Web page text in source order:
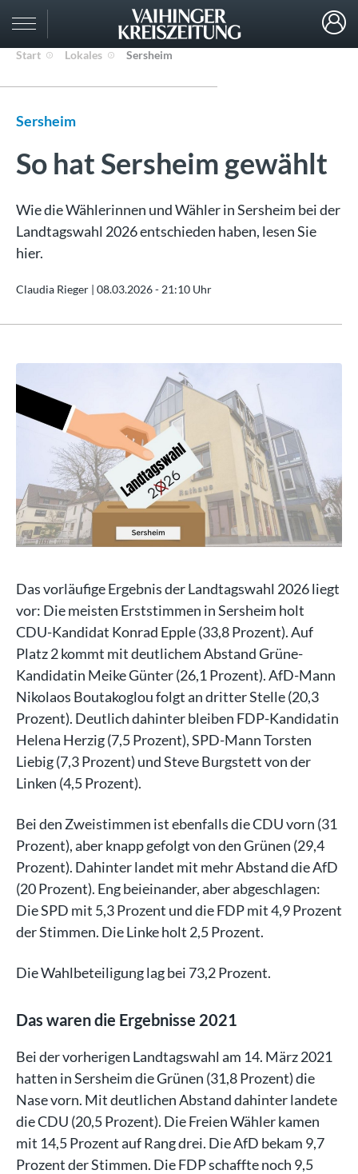
Start Lokales Sersheim
Sersheim
So hat Sersheim gewählt
Wie die Wählerinnen und Wähler in Sersheim bei der
Landtagswahl 2026 entschieden haben, lesen Sie
hier.
Claudia Rieger | 08.03.2026 - 21:10 Uhr
Das vorläufige Ergebnis der Landtagswahl 2026 liegt
vor: Die meisten Erststimmen in Sersheim holt
CDU-Kandidat Konrad Epple (33,8 Prozent). Auf
Platz 2 kommt mit deutlichem Abstand Grüne-
Kandidatin Meike Günter (26,1 Prozent). AfD-Mann
Nikolaos Boutakoglou folgt an dritter Stelle (20,3
Prozent). Deutlich dahinter bleiben FDP-Kandidatin
Helena Herzig (7,5 Prozent), SPD-Mann Torsten
Liebig (7,3 Prozent) und Steve Burgstett von der
Linken (4,5 Prozent).
Bei den Zweistimmen ist ebenfalls die CDU vorn (31
Prozent), aber knapp gefolgt von den Grünen (29,4
Prozent). Dahinter landet mit mehr Abstand die AfD
(20 Prozent). Eng beieinander, aber abgeschlagen:
Die SPD mit 5,3 Prozent und die FDP mit 4,9 Prozent
der Stimmen. Die Linke holt 2,5 Prozent.
Die Wahlbeteiligung lag bei 73,2 Prozent.
Das waren die Ergebnisse 2021
Bei der vorherigen Landtagswahl am 14. März 2021
hatten in Sersheim die Grünen (31,8 Prozent) die
Nase vorn. Mit deutlichen Abstand dahinter landete
die CDU (20,5 Prozent). Die Freien Wähler kamen
mit 14,5 Prozent auf Rang drei. Die AfD bekam 9,7
Prozent der Stimmen. Die FDP schaffte noch 9,5